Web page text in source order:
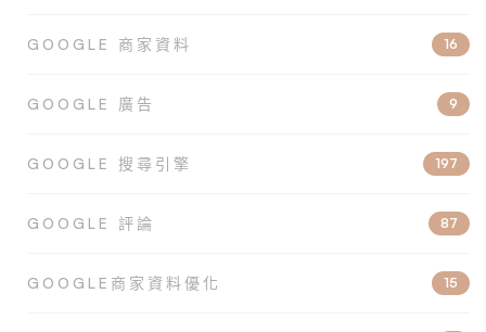
GOOGLE 商家資料 16
GOOGLE 廣告 9
GOOGLE 搜尋引擎 197
GOOGLE 評論 87
GOOGLE商家資料優化 15